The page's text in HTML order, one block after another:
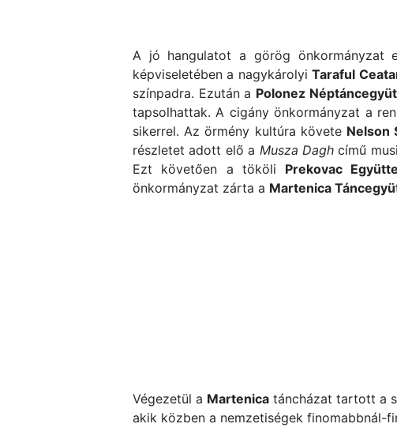
A jó hangulatot a görög önkormányzat
képviseletében a nagykárolyiTaraful
színpadra. Ezután a Polonez
tapsolhattak. A cigány önkormányzat a
sikerrel. Az örmény kultúra követe Nelson
részletet adott elő a Musza Daghcímű
Ezt követően a tököli Prekovac
önkormányzat zárta a Martenica
Végezetül a Martenica táncházat tartott a
akik közben a nemzetiségek finomabbnál-